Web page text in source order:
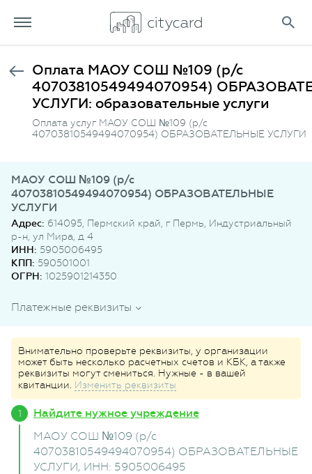
Оплата МАОУ СОШ №109 (р/с
40703810549494070954)
УСЛУГИ: образовательные услуги
Оплата услуг МАОУ СОШ №109 (р/с
40703810549494070954) ОБРАЗОВАТЕЛЬНЫЕ УСЛУГИ
МАОУ СОШ №109 (р/с
40703810549494070954) ОБРАЗОВАТЕЛЬНЫЕ
УСЛУГИ
Адрес: 614095, Пермский край, г Пермь, Индустриальный
р-н, ул Мира, д 4
ИНН: 5905006495
КПП: 590501001
ОГРН: 1025901214350
Платежные реквизиты
Внимательно проверьте реквизиты, у организации
может быть несколько расчетных счетов и КБК, а также
реквизиты могут смениться. Нужные - в вашей
квитанции. Изменить реквизиты
Найдите нужное учреждение
МАОУ СОШ №109 (р/с
40703810549494070954) ОБРАЗОВАТЕЛЬНЫЕ
УСЛУГИ, ИНН: 5905006495